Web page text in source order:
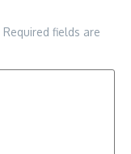
Required fields are